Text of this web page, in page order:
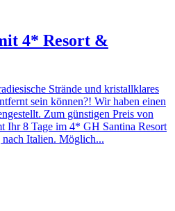
4* Resort &
Strände und kristallklares
sein können?! Wir haben einen
Zum günstigen Preis von
Ihr 8 Tage im 4* GH Santina Resort
Italien. Möglich...